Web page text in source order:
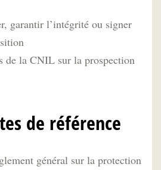
garantir l’intégrité ou signer
de la CNIL sur la prospection
de référence
général sur la protection